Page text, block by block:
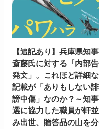
【追記あり】兵庫県知事
斎藤氏に対する「内部告
発文」。これほど詳細な
記載が「ありもしない誹
謗中傷」なのか？～知事
選に協力した職員が軒並
み出世、贈答品の山を分